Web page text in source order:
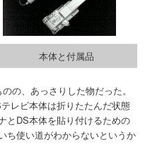
本体と付属品
の、あっさりした物だった。
レビ本体は折りたたんだ状態
とDS本体を貼り付けるための
ち使い道がわからないというか